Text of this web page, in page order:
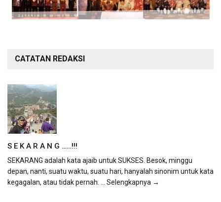
CATATAN REDAKSI
S E K A R A N G ……!!!
SEKARANG adalah kata ajaib untuk SUKSES. Besok, minggu
depan, nanti, suatu waktu, suatu hari, hanyalah sinonim untuk kata
kegagalan, atau tidak pernah. ... Selengkapnya →